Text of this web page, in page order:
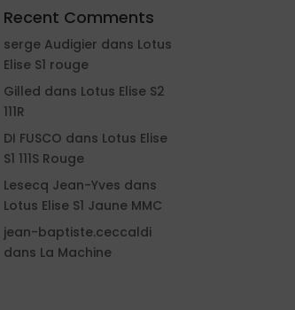
Recent Comments
serge Audigier dans Lotus
Elise S1 rouge
Gilled dans Lotus Elise S2
111R
DI FUSCO dans Lotus Elise
S1 111S Rouge
Lesecq Jean-Yves dans
Lotus Elise S1 Jaune MMC
jean-baptiste.ceccaldi
dans La Machine